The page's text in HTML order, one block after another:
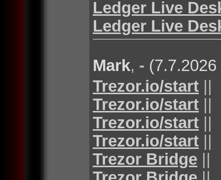
Ledger Live
Ledger Live
Mark, -
Trezor.io/start ||
Trezor.io/start ||
Trezor.io/start ||
Trezor.io/start ||
Trezor Bridge ||